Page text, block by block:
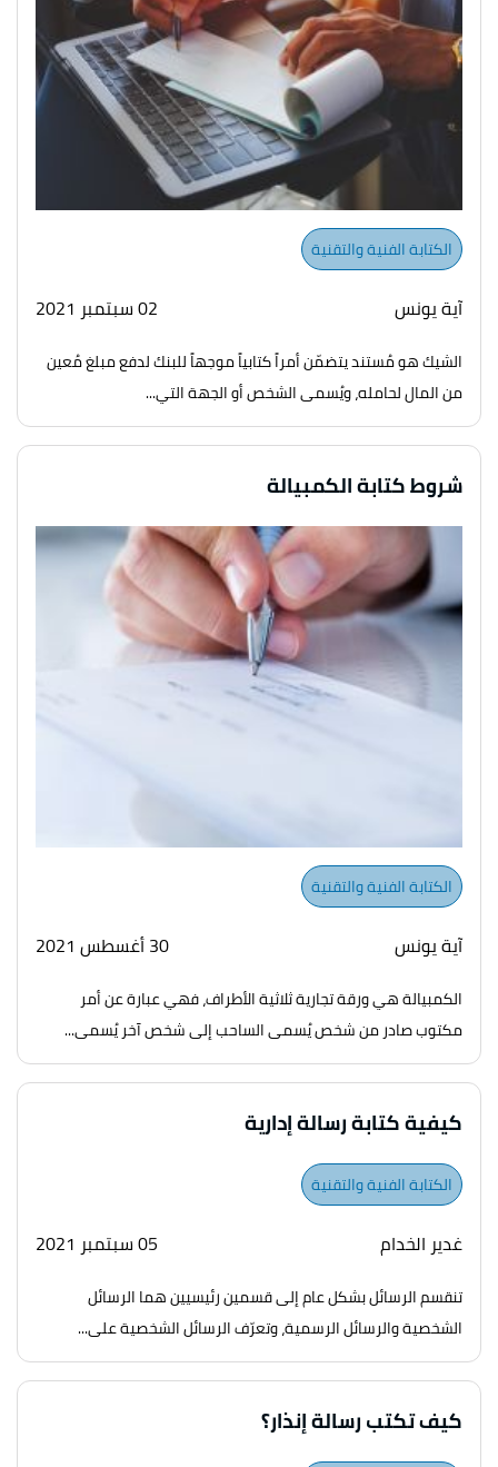
الكتابة الفنية والتقنية
آية يونس 02 سبتمبر 2021
الشيك هو مُستند يتضمّن أمراً كتابياً موجهاً للبنك لدفع مبلغ مُعين
من المال لحامله، ويُسمى الشخص أو الجهة التي...
شروط كتابة الكمبيالة
الكتابة الفنية والتقنية
آية يونس 30 أغسطس 2021
الكمبيالة هي ورقة تجارية ثلاثية الأطراف، فهي عبارة عن أمر
مكتوب صادر من شخص يُسمى الساحب إلى شخص آخر يُسمى...
كيفية كتابة رسالة إدارية
الكتابة الفنية والتقنية
غدير الخدام 05 سبتمبر 2021
تنقسم الرسائل بشكل عام إلى قسمين رئيسيين هما الرسائل
الشخصية والرسائل الرسمية، وتعرّف الرسائل الشخصية على...
كيف تكتب رسالة إنذار؟